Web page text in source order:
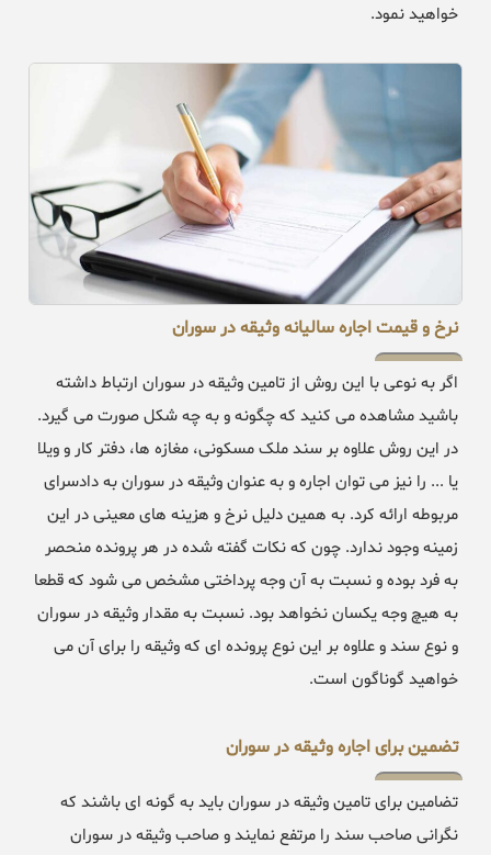
خواهید نمود.
نرخ و قیمت اجاره سالیانه وثیقه در سوران
اگر به نوعی با این روش از تامین وثیقه در سوران ارتباط داشته
باشید مشاهده می کنید که چگونه و به چه شکل صورت می گیرد.
در این روش علاوه بر سند ملک مسکونی، مغازه ها، دفتر کار و ویلا
یا ... را نیز می توان اجاره و به عنوان وثیقه در سوران به دادسرای
مربوطه ارائه کرد. به همین دلیل نرخ و هزینه های معینی در این
زمینه وجود ندارد. چون که نکات گفته شده در هر پرونده منحصر
به فرد بوده و نسبت به آن وجه پرداختی مشخص می شود که قطعا
به هیچ وجه یکسان نخواهد بود. نسبت به مقدار وثیقه در سوران
و نوع سند و علاوه بر این نوع پرونده ای که وثیقه را برای آن می
خواهید گوناگون است.
تضمین برای اجاره وثیقه در سوران
تضامین برای تامین وثیقه در سوران باید به گونه ای باشند که
نگرانی صاحب سند را مرتفع نمایند و صاحب وثیقه در سوران